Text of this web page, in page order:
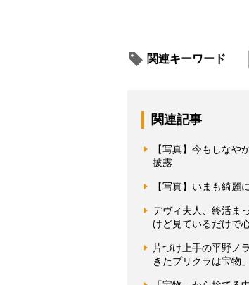
関連キーワード
関連記事
【写真】今もしな
披露
【写真】いまも綺
デヴィ夫人、終活ま
けど見ているだけで
片づけ上手の平野ノ
きたプリクラは宝物」